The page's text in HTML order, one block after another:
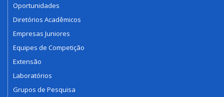
Oportunidades
Diretórios Acadêmicos
Empresas Juniores
Equipes de Competição
Extensão
Laboratórios
Grupos de Pesquisa